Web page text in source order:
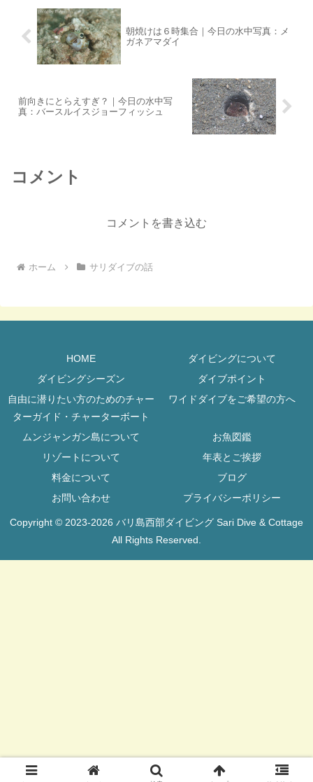
朝焼けは６時集合｜今日の水中写真：メ
ガネアマダイ
前向きにとらえすぎ？｜今日の水中写
真：バースルイスジョーフィッシュ
コメント
コメントを書き込む
ホーム サリダイブの話
HOME
ダイビングについて
ダイビングシーズン
ダイブポイント
自由に潜りたい方のためのチャー
ターガイド・チャーターボート
ワイドダイブをご希望の方へ
ムンジャンガン島について
お魚図鑑
リゾートについて
年表とご挨拶
料金について
ブログ
お問い合わせ
プライバシーポリシー
Copyright © 2023-2026 バリ島西部ダイビング Sari Dive & Cottage
All Rights Reserved.